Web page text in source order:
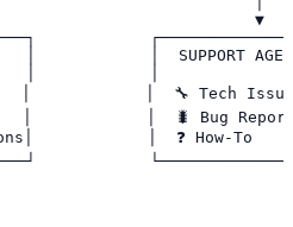
▼
│            │  SUPPORT
│            │  🔧 Tech
│            │  🐛 Bug
│  ❓ How-To